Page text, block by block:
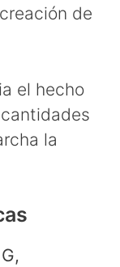
de
el hecho
la